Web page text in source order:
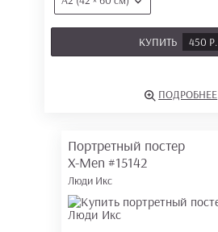
КУПИТЬ 450 Р.
ПОДРОБНЕЕ
Портретный постер
X-Men #15142
Люди Икс